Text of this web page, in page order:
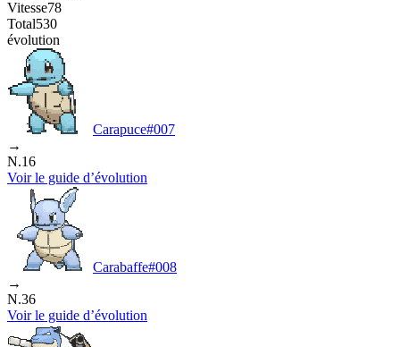
Vitesse78
Total530
évolution
Carapuce#007
→
N.16
Voir le guide d’évolution
Carabaffe#008
→
N.36
Voir le guide d’évolution